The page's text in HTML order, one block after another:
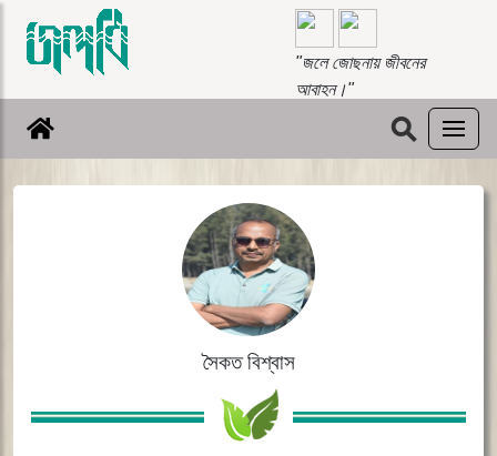
"জলে জোছনায় জীবনের
আবাহন।"
⚲
সৈকত বিশ্বাস